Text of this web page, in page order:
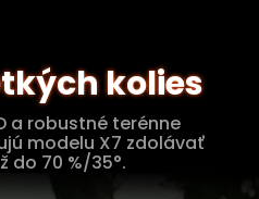
kolies
a robustné terénne
modelu X7 zdolávať
do 70 %/35°.